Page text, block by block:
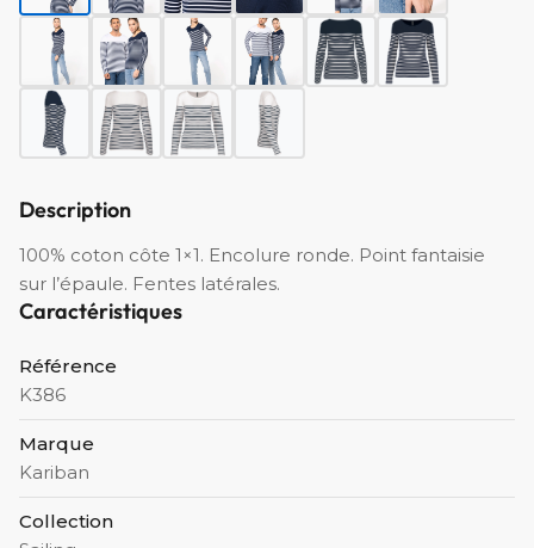
Description
100% coton côte 1×1. Encolure ronde. Point fantaisie
sur l’épaule. Fentes latérales.
Caractéristiques
Référence
K386
Marque
Kariban
Collection